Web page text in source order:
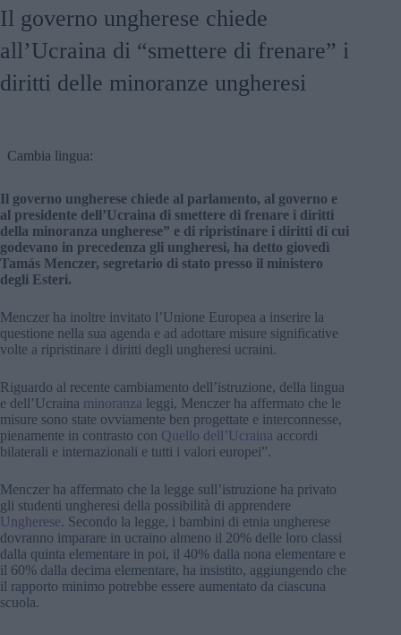
Il governo ungherese chiede
all’Ucraina di “smettere di frenare” i
diritti delle minoranze ungheresi
Cambia lingua:
Il governo ungherese chiede al parlamento, al governo e
al presidente dell’Ucraina di smettere di frenare i diritti
della minoranza ungherese” e di ripristinare i diritti di cui
godevano in precedenza gli ungheresi, ha detto giovedì
Tamás Menczer, segretario di stato presso il ministero
degli Esteri.
Menczer ha inoltre invitato l’Unione Europea a inserire la
questione nella sua agenda e ad adottare misure significative
volte a ripristinare i diritti degli ungheresi ucraini.
Riguardo al recente cambiamento dell’istruzione, della lingua
e dell’Ucraina minoranza leggi, Menczer ha affermato che le
misure sono state ovviamente ben progettate e interconnesse,
pienamente in contrasto con Quello dell’Ucraina accordi
bilaterali e internazionali e tutti i valori europei”.
Menczer ha affermato che la legge sull’istruzione ha privato
gli studenti ungheresi della possibilità di apprendere
Ungherese. Secondo la legge, i bambini di etnia ungherese
dovranno imparare in ucraino almeno il 20% delle loro classi
dalla quinta elementare in poi, il 40% dalla nona elementare e
il 60% dalla decima elementare, ha insistito, aggiungendo che
il rapporto minimo potrebbe essere aumentato da ciascuna
scuola.